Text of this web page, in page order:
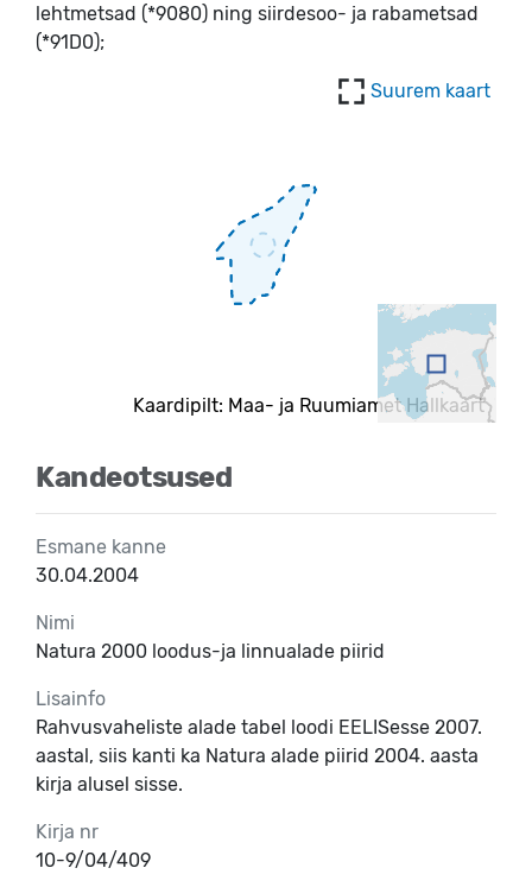
lehtmetsad (*9080) ning siirdesoo- ja rabametsad
(*91D0);
Suurem kaart
Kaardipilt: Maa- ja Ruumiamet Hallkaart
Kandeotsused
Esmane kanne
30.04.2004
Nimi
Natura 2000 loodus-ja linnualade piirid
Lisainfo
Rahvusvaheliste alade tabel loodi EELISesse 2007.
aastal, siis kanti ka Natura alade piirid 2004. aasta
kirja alusel sisse.
Kirja nr
10-9/04/409